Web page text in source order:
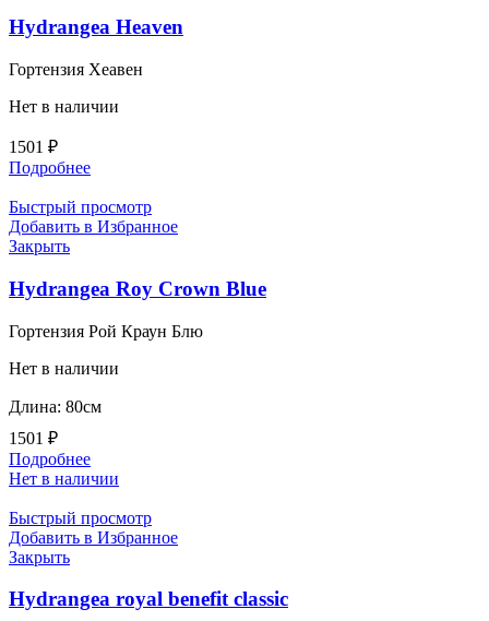
Hydrangea Heaven
Гортензия Хеавен
Нет в наличии
1501 ₽
Подробнее
Быстрый просмотр
Добавить в Избранное
Закрыть
Hydrangea Roy Crown Blue
Гортензия Рой Краун Блю
Нет в наличии
Длина: 80см
1501 ₽
Подробнее
Нет в наличии
Быстрый просмотр
Добавить в Избранное
Закрыть
Hydrangea royal benefit classic